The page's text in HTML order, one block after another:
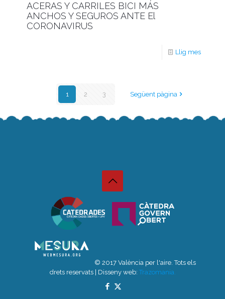
ACERAS Y CARRILES BICI MÁS
ANCHOS Y SEGUROS ANTE El
CORONAVIRUS
Llig mes
1 2 3 Següent pàgina
© 2017 València per l'aire. Tots els
drets reservats | Disseny web: Trazomania.